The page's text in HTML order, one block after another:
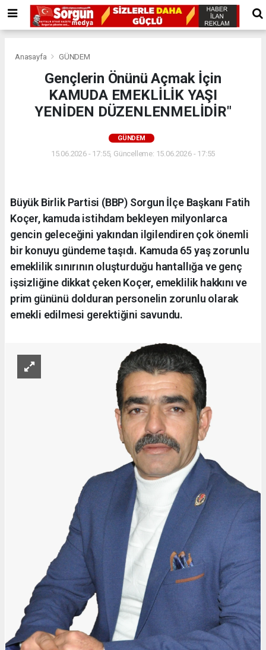
Anasayfa GÜNDEM
Gençlerin Önünü Açmak İçin
KAMUDA EMEKLİLİK YAŞI
YENİDEN DÜZENLENMELİDİR"
GÜNDEM
15.06.2026 - 17:55, Güncelleme: 15.06.2026 - 17:55
Büyük Birlik Partisi (BBP) Sorgun İlçe Başkanı Fatih
Koçer, kamuda istihdam bekleyen milyonlarca
gencin geleceğini yakından ilgilendiren çok önemli
bir konuyu gündeme taşıdı. Kamuda 65 yaş zorunlu
emeklilik sınırının oluşturduğu hantallığa ve genç
işsizliğine dikkat çeken Koçer, emeklilik hakkını ve
prim gününü dolduran personelin zorunlu olarak
emekli edilmesi gerektiğini savundu.